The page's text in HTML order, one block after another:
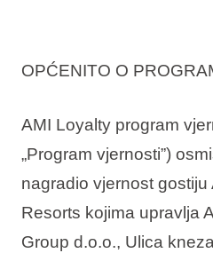
Posebne
Destinacije
Interesi
OPĆENITO O
AMI Loyalty program
„Program vjernosti”)
nagradio vjernost
Resorts kojima upravlja
Group d.o.o., Ulica